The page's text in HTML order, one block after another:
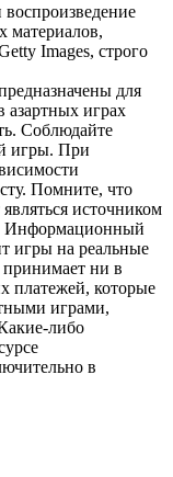
материалов,
Images, строго
для
азартных играх
Соблюдайте
игры. При
Помните, что
источником
Информационный
игры на реальные
принимает ни в
платежей, которые
играми,
либо
в